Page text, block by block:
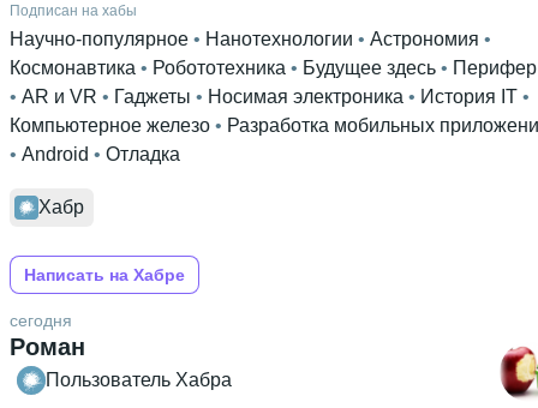
Подписан на хабы
Научно-популярное • Нанотехнологии • Астрономия
Космонавтика • Робототехника • Будущее здесь •
• AR и VR • Гаджеты • Носимая электроника • История IT
Компьютерное железо • Разработка мобильных
• Android • Отладка
Хабр
Написать на Хабре
Роман
сегодня
Пользователь Хабра